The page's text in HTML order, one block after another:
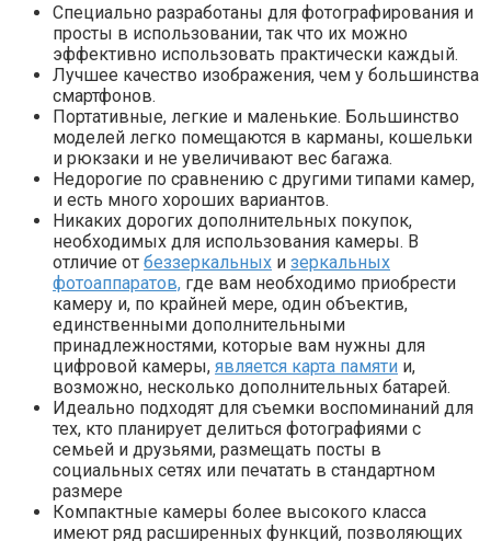
Специально разработаны для фотографирования и
просты в использовании, так что их можно
эффективно использовать практически каждый.
Лучшее качество изображения, чем у большинства
смартфонов.
Портативные, легкие и маленькие. Большинство
моделей легко помещаются в карманы, кошельки
и рюкзаки и не увеличивают вес багажа.
Недорогие по сравнению с другими типами камер,
и есть много хороших вариантов.
Никаких дорогих дополнительных покупок,
необходимых для использования камеры. В
отличие от беззеркальных и зеркальных
фотоаппаратов, где вам необходимо приобрести
камеру и, по крайней мере, один объектив,
единственными дополнительными
принадлежностями, которые вам нужны для
цифровой камеры, является карта памяти и,
возможно, несколько дополнительных батарей.
Идеально подходят для съемки воспоминаний для
тех, кто планирует делиться фотографиями с
семьей и друзьями, размещать посты в
социальных сетях или печатать в стандартном
размере
Компактные камеры более высокого класса
имеют ряд расширенных функций, позволяющих